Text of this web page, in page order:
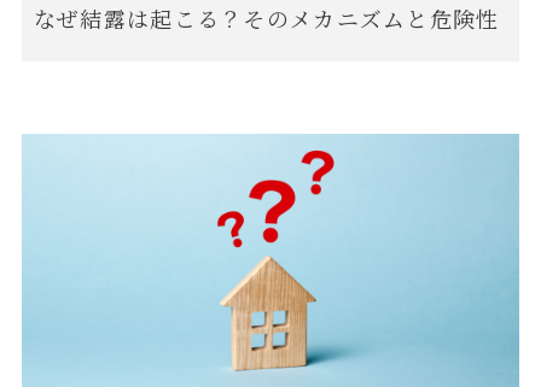
なぜ結露は起こる？そのメカニズムと危険性